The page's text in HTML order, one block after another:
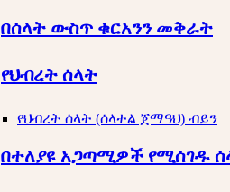
በሰላት ውስጥ ቁርአንን መቅራት
የህብረት ሰላት
የህብረት ሰላት (ሰላተል ጀማዓህ) ብይን
በተለያዩ አጋጣሚዎች የሚሰገዱ